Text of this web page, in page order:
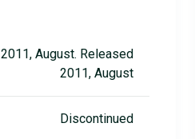
2011, August. Released
2011, August
Discontinued